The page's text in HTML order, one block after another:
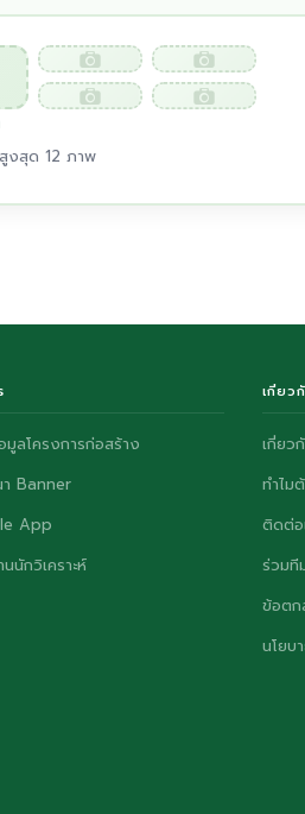
งสุด 12 ภาพ
มูลโครงการก่อสร้าง
Banner
App
นักวิเคราะห์
เกี่ยว
เกี่ยว
ทำไม
ติดต่อ
ร่วมที
ข้อตก
นโยบ